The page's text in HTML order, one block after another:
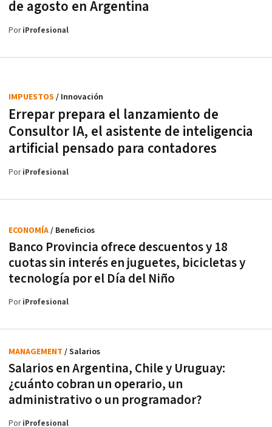
de agosto en Argentina
PoriProfesional
Errepar prepara el lanzamiento de
Consultor IA, el asistente de inteligencia
artificial pensado para contadores
IMPUESTOS / Innovación
PoriProfesional
Banco Provincia ofrece descuentos y 18
cuotas sin interés en juguetes, bicicletas y
tecnología por el Día del Niño
ECONOMÍA/ Beneficios
PoriProfesional
Salarios en Argentina, Chile y Uruguay:
¿cuánto cobran un operario, un
administrativo o un programador?
MANAGEMENT / Salarios
PoriProfesional